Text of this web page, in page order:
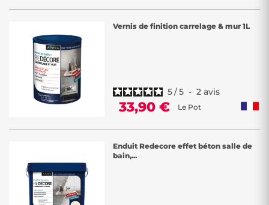
Vernis de finition carrelage & mur 1L
5/5 - 2 avis
33,90 € Le Pot
Enduit Redecore effet béton salle de
bain,...